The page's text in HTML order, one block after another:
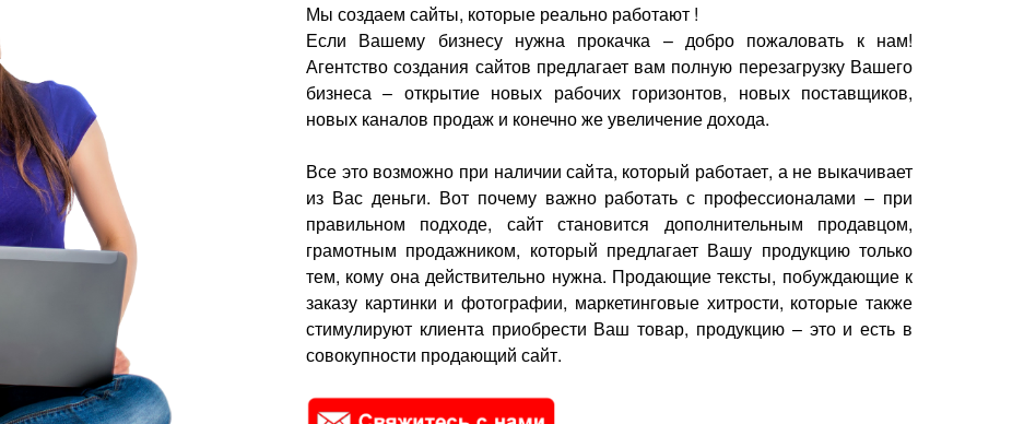
Мы создаем сайты, которые реально работают !
Если Вашему бизнесу нужна прокачка – добро пожаловать к нам!
Агентство создания сайтов предлагает вам полную перезагрузку Вашего
бизнеса – открытие новых рабочих горизонтов, новых поставщиков,
новых каналов продаж и конечно же увеличение дохода.
Все это возможно при наличии сайта, который работает, а не выкачивает
из Вас деньги. Вот почему важно работать с профессионалами – при
правильном подходе, сайт становится дополнительным продавцом,
грамотным продажником, который предлагает Вашу продукцию только
тем, кому она действительно нужна. Продающие тексты, побуждающие к
заказу картинки и фотографии, маркетинговые хитрости, которые также
стимулируют клиента приобрести Ваш товар, продукцию – это и есть в
совокупности продающий сайт.